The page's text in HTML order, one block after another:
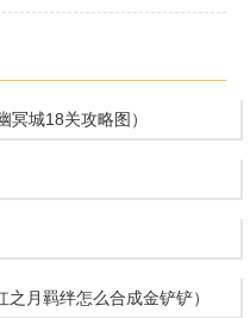
冥城18关攻略图）
月羁绊怎么合成金铲铲）